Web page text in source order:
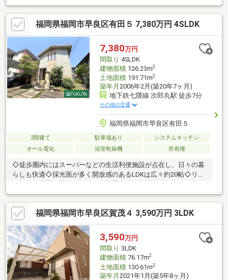
早良店は、地下鉄七隈線「賀茂」駅まで徒歩５分の位置にあり、
駐車場17台確保して皆様をお迎えする準備をしております。お電
話、メール、ご来店随時受付中です。お気軽に問い合わせくださ
い。※車庫部分：横幅2.5ｍ、奥行き4ｍ、高さ2.4ｍ※車種によりま
す。車庫証明の可能台数ではありません。※建物面積には車庫部
分約10㎡が含まれます。※写真中の家具等の調度品は対象に含ま
れません。
福岡県福岡市早良区有田５ 7,380万円 4SLDK
7,380万円
間取り 4SLDK
建物面積126.23m2
土地面積191.71m2
築年月 2006年2月(築20年7ヶ月)
地下鉄七隈線 次郎丸駅 徒歩7分
その他の交通
福岡県福岡市早良区有田５
2階建て 駐車場あり
システムキッチン
オール電化
浴室乾燥機 所有権
◇徒歩圏内にはスーパーなどの生活利便施設が点在し、日々の暮
らしも快適◇採光面が多く開放感のあるLDKは広々約20帖◇リビ
なお子様とも料理を楽しめるＩＨクッキングヒーター◆当物件の
お問い合わせは、ＦＵＫＵＹＡ早良店までお願い致します◆ＦＵ
ＫＵＹＡ早良店は、地下鉄七隈線「賀茂」駅まで徒歩５分の位置
にあり、駐車場17台確保して皆様をお迎えする準備をしておりま
す。お電話、メール、ご来店随時受付中です。お気軽に問い合わ
せください。※駐車台数は車種による※写真中の家具等の調度品は
対象に含まれません※Sは納戸
福岡県福岡市早良区賀茂４ 3,590万円 3LDK
3,590万円
間取り 3LDK
建物面積76.17m2
土地面積130.61m2
築年月 2021年1月(築5年8ヶ月)